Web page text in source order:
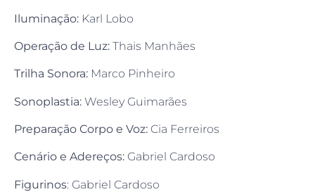
Iluminação: Karl Lobo
Operação de Luz: Thais Manhães
Trilha Sonora: Marco Pinheiro
Sonoplastia: Wesley Guimarães
Preparação Corpo e Voz: Cia Ferreiros
Cenário e Adereços: Gabriel Cardoso
Figurinos: Gabriel Cardoso